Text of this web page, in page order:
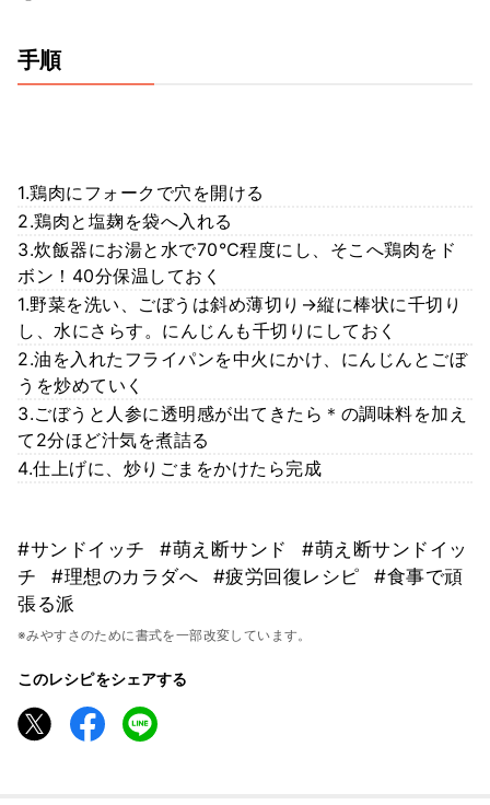
手順
1.鶏肉にフォークで穴を開ける
2.鶏肉と塩麹を袋へ入れる
3.炊飯器にお湯と水で70℃程度にし、そこへ鶏肉をド
ボン！40分保温しておく
1.野菜を洗い、ごぼうは斜め薄切り→縦に棒状に千切り
し、水にさらす。にんじんも千切りにしておく
2.油を入れたフライパンを中火にかけ、にんじんとごぼ
うを炒めていく
3.ごぼうと人参に透明感が出てきたら＊の調味料を加え
て2分ほど汁気を煮詰る
4.仕上げに、炒りごまをかけたら完成
#サンドイッチ #萌え断サンド
#萌え断サンドイッ
チ
#理想のカラダへ #疲労回復レシピ
#食事で頑
張る派
※みやすさのために書式を一部改変しています。
このレシピをシェアする